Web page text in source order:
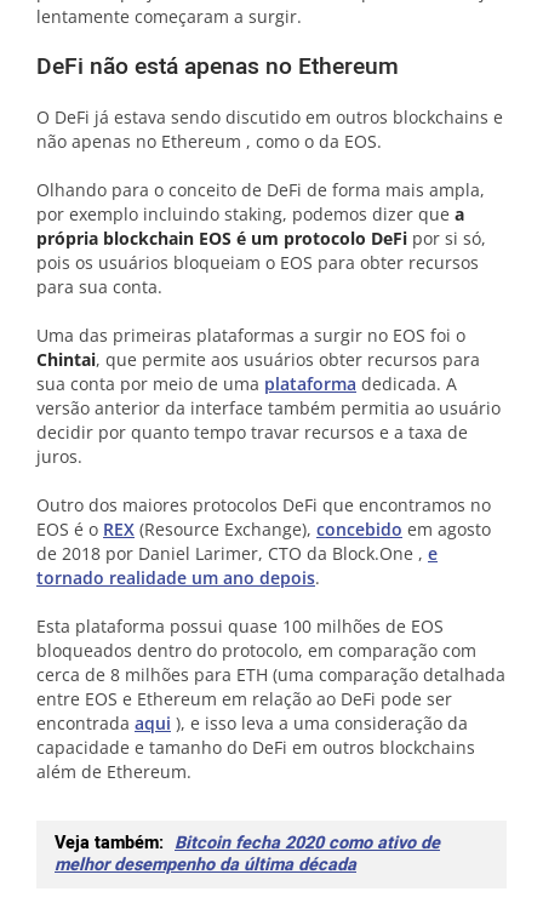
lentamente começaram a surgir.
DeFi não está apenas no Ethereum
O DeFi já estava sendo discutido em outros blockchains e
não apenas no Ethereum , como o da EOS.
Olhando para o conceito de DeFi de forma mais ampla,
por exemplo incluindo staking, podemos dizer que a
própria blockchain EOS é um protocolo DeFi por si só,
pois os usuários bloqueiam o EOS para obter recursos
para sua conta.
Uma das primeiras plataformas a surgir no EOS foi o
Chintai, que permite aos usuários obter recursos para
sua conta por meio de uma plataforma dedicada. A
versão anterior da interface também permitia ao usuário
decidir por quanto tempo travar recursos e a taxa de
juros.
Outro dos maiores protocolos DeFi que encontramos no
EOS é o REX (Resource Exchange), concebido em agosto
de 2018 por Daniel Larimer, CTO da Block.One , e
tornado realidade um ano depois.
Esta plataforma possui quase 100 milhões de EOS
bloqueados dentro do protocolo, em comparação com
cerca de 8 milhões para ETH (uma comparação detalhada
entre EOS e Ethereum em relação ao DeFi pode ser
encontrada aqui ), e isso leva a uma consideração da
capacidade e tamanho do DeFi em outros blockchains
além de Ethereum.
Veja também: Bitcoin fecha 2020 como ativo de
melhor desempenho da última década